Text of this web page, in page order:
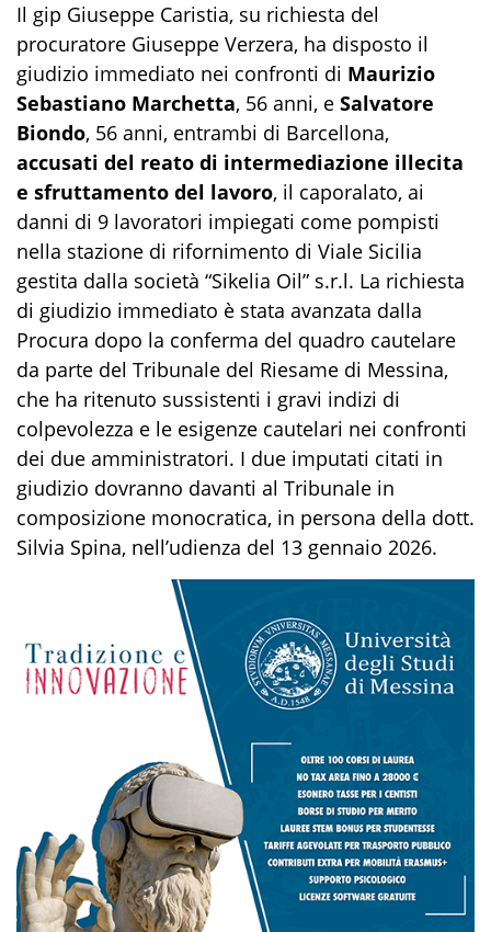
Il gip Giuseppe Caristia, su richiesta del
procuratore Giuseppe Verzera, ha disposto il
giudizio immediato nei confronti di Maurizio
Sebastiano Marchetta, 56 anni, e Salvatore
Biondo, 56 anni, entrambi di Barcellona,
accusati del reato di intermediazione illecita
e sfruttamento del lavoro, il caporalato, ai
danni di 9 lavoratori impiegati come pompisti
nella stazione di rifornimento di Viale Sicilia
gestita dalla società “Sikelia Oil” s.r.l. La richiesta
di giudizio immediato è stata avanzata dalla
Procura dopo la conferma del quadro cautelare
da parte del Tribunale del Riesame di Messina,
che ha ritenuto sussistenti i gravi indizi di
colpevolezza e le esigenze cautelari nei confronti
dei due amministratori. I due imputati citati in
giudizio dovranno davanti al Tribunale in
composizione monocratica, in persona della dott.
Silvia Spina, nell’udienza del 13 gennaio 2026.